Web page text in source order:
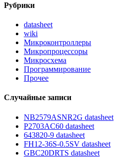
Рубрики
datasheet
wiki
Микроконтроллеры
Микропроцессоры
Микросхема
Программирование
Прочее
Случайные записи
NB2579ASNR2G datasheet
P2703AC60 datasheet
643820-9 datasheet
FH12-36S-0.5SV datasheet
GBC20DRTS datasheet